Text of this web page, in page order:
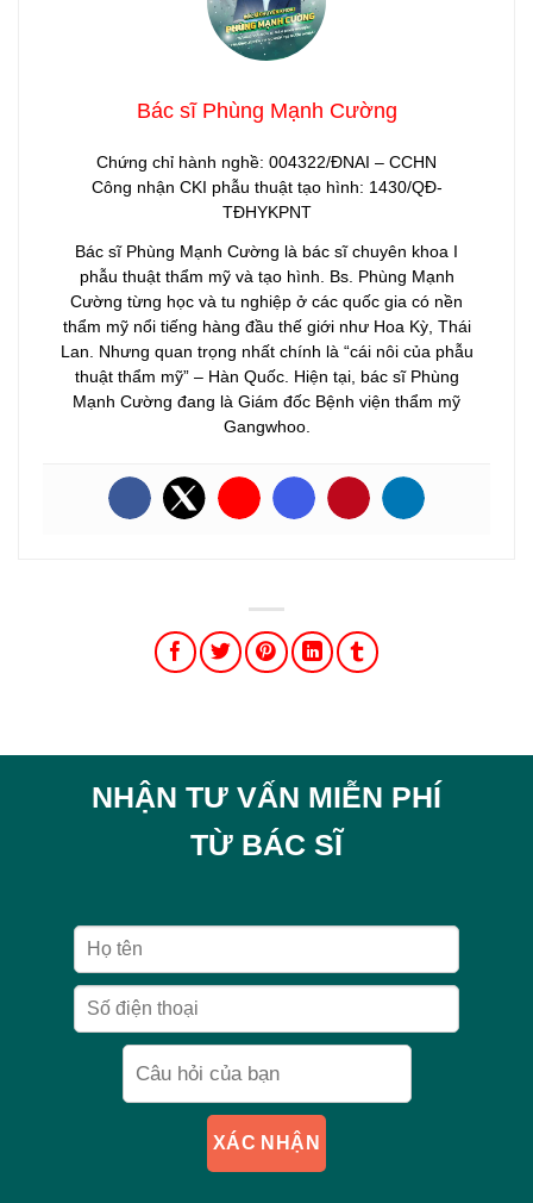
Bác sĩ Phùng Mạnh Cường
Chứng chỉ hành nghề: 004322/ĐNAI – CCHN
Công nhận CKI phẫu thuật tạo hình: 1430/QĐ-
TĐHYKPNT
Bác sĩ Phùng Mạnh Cường là bác sĩ chuyên khoa I
phẫu thuật thẩm mỹ và tạo hình. Bs. Phùng Mạnh
Cường từng học và tu nghiệp ở các quốc gia có nền
thẩm mỹ nổi tiếng hàng đầu thế giới như Hoa Kỳ, Thái
Lan. Nhưng quan trọng nhất chính là “cái nôi của phẫu
thuật thẩm mỹ” – Hàn Quốc. Hiện tại, bác sĩ Phùng
Mạnh Cường đang là Giám đốc Bệnh viện thẩm mỹ
Gangwhoo.
NHẬN TƯ VẤN MIỄN PHÍ
TỪ BÁC SĨ
XÁC NHẬN